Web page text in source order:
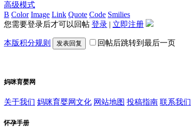
高级模式
B Color Image Link Quote Code Smilies
您需要登录后才可以回帖 登录 | 立即注册
本版积分规则 发表回复 回帖后跳转到最后一页
妈咪育婴网
关于我们 妈咪育婴网文化 网站地图 投稿指南 联系我们
怀孕手册